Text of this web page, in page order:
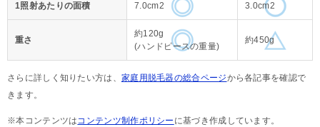
1照射あたりの面積 7.0cm2 3.0cm2
重さ
約120g
(ハンドピースの重量)
約450g
さらに詳しく知りたい方は、 家庭用脱毛器の総合ページから各記事を確認で
きます。
※本コンテンツはコンテンツ制作ポリシー に基づき作成しています。